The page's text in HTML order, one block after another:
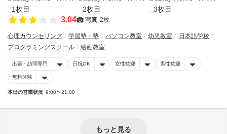
3.04 写真 2枚
心理カウンセリング 学習塾・塾 パソコン教室 幼児教室
日本語学校
プログラミングスクール
絵画教室
出張・訪問専門 日祝OK 女性歓迎 男性歓迎
無料体験
本日の営業状況 9:00〜21:00
もっと見る